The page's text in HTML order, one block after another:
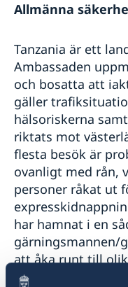
Akut hjälp
Om olyckan är
Om du blir sjuk och
Förnyelse av pass
Om att ansöka om
Förnyelse av pass
Ansökan om pass
Provisoriskt pass
Nationellt id-kort
Anmälan eller
Körkort
Legaliseringar
Avgifter
Vigsel i Tanzania
Ambassadens
Aktuella händelser
Allmänna
Terrorism
Naturförhållanden
In- och
Hälso- och sjukvård
Lokala lagar och
Kriminalitet och
Trafiksäkerhet
Övriga upplysningar
Inför resan
Se till att vara
Behöver jag visum?
Länkar
Kriminalitet och
Service för
Handel med utlandet
Svenska företag i
Anmäla handelshinder
Openaid
Allmänna
Tanzania är ett
Ambassaden
och bosatta att
gäller
hälsoriskerna
riktats mot
flesta besök är
ovanligt med rån,
personer råkat ut
har hamnat i en
gärningsmannen/
att åka runt till
pengar.